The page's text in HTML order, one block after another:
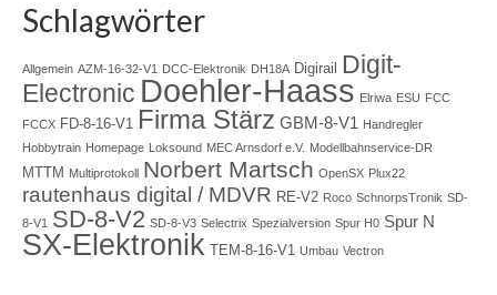
Testanlage Elektronik und Elektrik
Fahrzeuge auf- und umarbeiten
Roco BR 132 / BR 232 mit Plux22
Austauschplatine, ESU Loksound 5 und Zimo
GoldCap
Piko BB9210 – BR118 – BR65
Piko VT4.12 / BR173 in Epoche V/VI-DB-
Schlagwörter
Allgemein AZM-16-32-V1 DCC-Elektronik DH18A Digirail
Digit-
Electronic Doehler-Haass Elriwa ESU FCC
FCCX FD-8-16-V1 Firma Stärz GBM-8-V1
Handregler
Hobbytrain Homepage Loksound MEC Arnsdorf e.V. Modellbahnservice-DR
MTTM Multiprotokoll Norbert Martsch OpenSX Plux22
rautenhaus digital / MDVR RE-V2 Roco SchnorpsTronik SD-
8-V1 SD-8-V2 SD-8-V3 Selectrix Spezialversion Spur H0 Spur N
SX-Elektronik TEM-8-16-V1 Umbau Vectron